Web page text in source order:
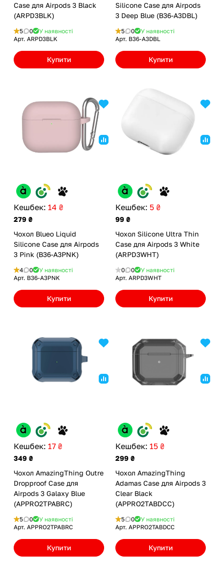
Case для Airpods 3 Black
(ARPD3BLK)
5 0
У наявності
Арт. ARPD3BLK
Купити
Silicone Case для Airpods
3 Deep Blue (B36-A3DBL)
5 0
У наявності
Арт. B36-A3DBL
Купити
Кешбек: 14 ₴
279 ₴
Чохол Blueo Liquid
Silicone Case для Airpods
3 Pink (B36-A3PNK)
4 0
У наявності
Арт. B36-A3PNK
Купити
Кешбек: 5 ₴
99 ₴
Чохол Silicone Ultra Thin
Case для Airpods 3 White
(ARPD3WHT)
0 0
У наявності
Арт. ARPD3WHT
Купити
Кешбек: 17 ₴
349 ₴
Чохол AmazingThing Outre
Dropproof Case для
Airpods 3 Galaxy Blue
(APPRO2TPABRC)
5 0
У наявності
Арт. APPRO2TPABRC
Купити
Кешбек: 15 ₴
299 ₴
Чохол AmazingThing
Adamas Case для Airpods 3
Clear Black
(APPRO2TABDCC)
5 0
У наявності
Арт. APPRO2TABDCC
Купити